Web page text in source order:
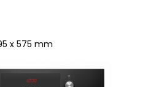
x 575 mm